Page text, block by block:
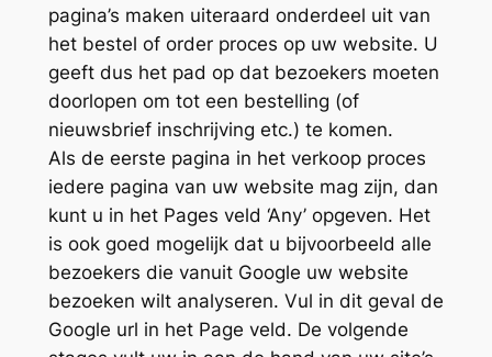
pagina’s maken uiteraard onderdeel uit van
het bestel of order proces op uw website. U
geeft dus het pad op dat bezoekers moeten
doorlopen om tot een bestelling (of
nieuwsbrief inschrijving etc.) te komen.
Als de eerste pagina in het verkoop proces
iedere pagina van uw website mag zijn, dan
kunt u in het Pages veld ‘Any’ opgeven. Het
is ook goed mogelijk dat u bijvoorbeeld alle
bezoekers die vanuit Google uw website
bezoeken wilt analyseren. Vul in dit geval de
Google url in het Page veld. De volgende